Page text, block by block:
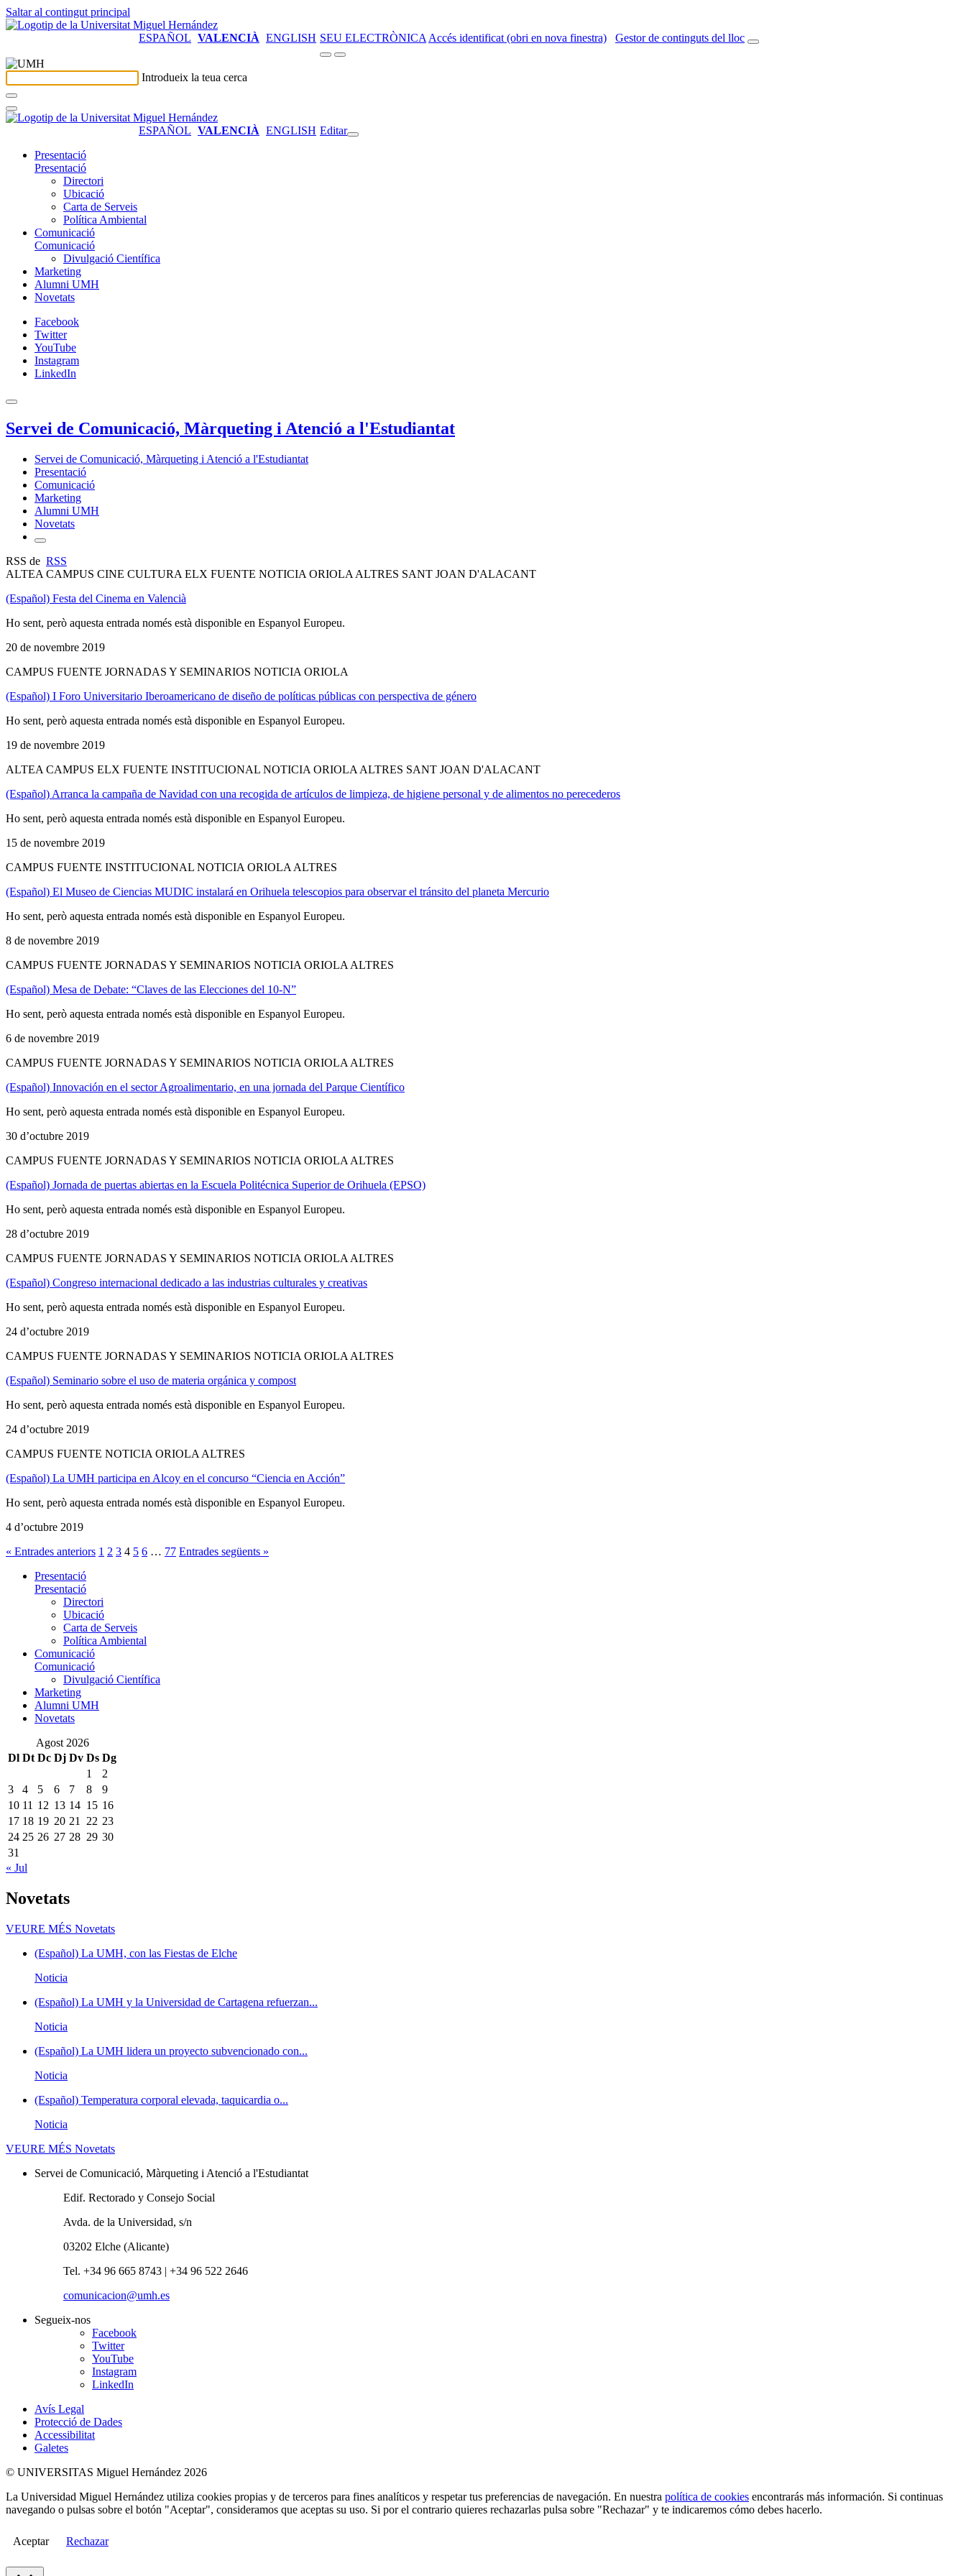
Saltar al contingut principal
ESPAÑOL VALENCIÀ ENGLISH SEU ELECTRÒNICA Accés identificat (obri en nova finestra) Gestor de continguts del lloc
Introdueix la teua cerca
ESPAÑOL VALENCIÀ ENGLISH Editar
Presentació
Presentació
Directori
Ubicació
Carta de Serveis
Política Ambiental
Comunicació
Comunicació
Divulgació Científica
Marketing
Alumni UMH
Novetats
Facebook
Twitter
YouTube
Instagram
LinkedIn
Servei de Comunicació, Màrqueting i Atenció a l'Estudiantat
Servei de Comunicació, Màrqueting i Atenció a l'Estudiantat
Presentació
Comunicació
Marketing
Alumni UMH
Novetats
RSS de RSS
ALTEA CAMPUS CINE CULTURA ELX FUENTE NOTICIA ORIOLA ALTRES SANT JOAN D'ALACANT
(Español) Festa del Cinema en Valencià
Ho sent, però aquesta entrada només està disponible en Espanyol Europeu.
20 de novembre 2019
CAMPUS FUENTE JORNADAS Y SEMINARIOS NOTICIA ORIOLA
(Español) I Foro Universitario Iberoamericano de diseño de políticas públicas con perspectiva de género
Ho sent, però aquesta entrada només està disponible en Espanyol Europeu.
19 de novembre 2019
ALTEA CAMPUS ELX FUENTE INSTITUCIONAL NOTICIA ORIOLA ALTRES SANT JOAN D'ALACANT
(Español) Arranca la campaña de Navidad con una recogida de artículos de limpieza, de higiene personal y de alimentos no perecederos
Ho sent, però aquesta entrada només està disponible en Espanyol Europeu.
15 de novembre 2019
CAMPUS FUENTE INSTITUCIONAL NOTICIA ORIOLA ALTRES
(Español) El Museo de Ciencias MUDIC instalará en Orihuela telescopios para observar el tránsito del planeta Mercurio
Ho sent, però aquesta entrada només està disponible en Espanyol Europeu.
8 de novembre 2019
CAMPUS FUENTE JORNADAS Y SEMINARIOS NOTICIA ORIOLA ALTRES
(Español) Mesa de Debate: “Claves de las Elecciones del 10-N”
Ho sent, però aquesta entrada només està disponible en Espanyol Europeu.
6 de novembre 2019
CAMPUS FUENTE JORNADAS Y SEMINARIOS NOTICIA ORIOLA ALTRES
(Español) Innovación en el sector Agroalimentario, en una jornada del Parque Científico
Ho sent, però aquesta entrada només està disponible en Espanyol Europeu.
30 d’octubre 2019
CAMPUS FUENTE JORNADAS Y SEMINARIOS NOTICIA ORIOLA ALTRES
(Español) Jornada de puertas abiertas en la Escuela Politécnica Superior de Orihuela (EPSO)
Ho sent, però aquesta entrada només està disponible en Espanyol Europeu.
28 d’octubre 2019
CAMPUS FUENTE JORNADAS Y SEMINARIOS NOTICIA ORIOLA ALTRES
(Español) Congreso internacional dedicado a las industrias culturales y creativas
Ho sent, però aquesta entrada només està disponible en Espanyol Europeu.
24 d’octubre 2019
CAMPUS FUENTE JORNADAS Y SEMINARIOS NOTICIA ORIOLA ALTRES
(Español) Seminario sobre el uso de materia orgánica y compost
Ho sent, però aquesta entrada només està disponible en Espanyol Europeu.
24 d’octubre 2019
CAMPUS FUENTE NOTICIA ORIOLA ALTRES
(Español) La UMH participa en Alcoy en el concurso “Ciencia en Acción”
Ho sent, però aquesta entrada només està disponible en Espanyol Europeu.
4 d’octubre 2019
« Entrades anteriors 1 2 3 4 5 6 … 77 Entrades següents »
Presentació
Presentació
Directori
Ubicació
Carta de Serveis
Política Ambiental
Comunicació
Comunicació
Divulgació Científica
Marketing
Alumni UMH
Novetats
Agost 2026
Dl Dt Dc Dj Dv Ds Dg
1
2
3
4 5 6 7 8
9
10 11 12 13 14 15 16
17 18 19 20 21 22 23
24 25 26 27 28 29 30
31
« Jul
Novetats
VEURE MÉS Novetats
(Español) La UMH, con las Fiestas de Elche
Noticia
(Español) La UMH y la Universidad de Cartagena refuerzan...
Noticia
(Español) La UMH lidera un proyecto subvencionado con...
Noticia
(Español) Temperatura corporal elevada, taquicardia o...
Noticia
VEURE MÉS Novetats
Servei de Comunicació, Màrqueting i Atenció a l'Estudiantat
Edif. Rectorado y Consejo Social
Avda. de la Universidad, s/n
03202 Elche (Alicante)
Tel. +34 96 665 8743 | +34 96 522 2646
comunicacion@umh.es
Segueix-nos
Facebook
Twitter
YouTube
Instagram
LinkedIn
Avís Legal
Protecció de Dades
Accessibilitat
Galetes
© UNIVERSITAS Miguel Hernández 2026
La Universidad Miguel Hernández utiliza cookies propias y de terceros para fines analíticos y respetar tus preferencias de navegación. En nuestra política de cookies encontrarás más información. Si continuas
navegando o pulsas sobre el botón "Aceptar", consideramos que aceptas su uso. Si por el contrario quieres rechazarlas pulsa sobre "Rechazar" y te indicaremos cómo debes hacerlo.
Aceptar Rechazar